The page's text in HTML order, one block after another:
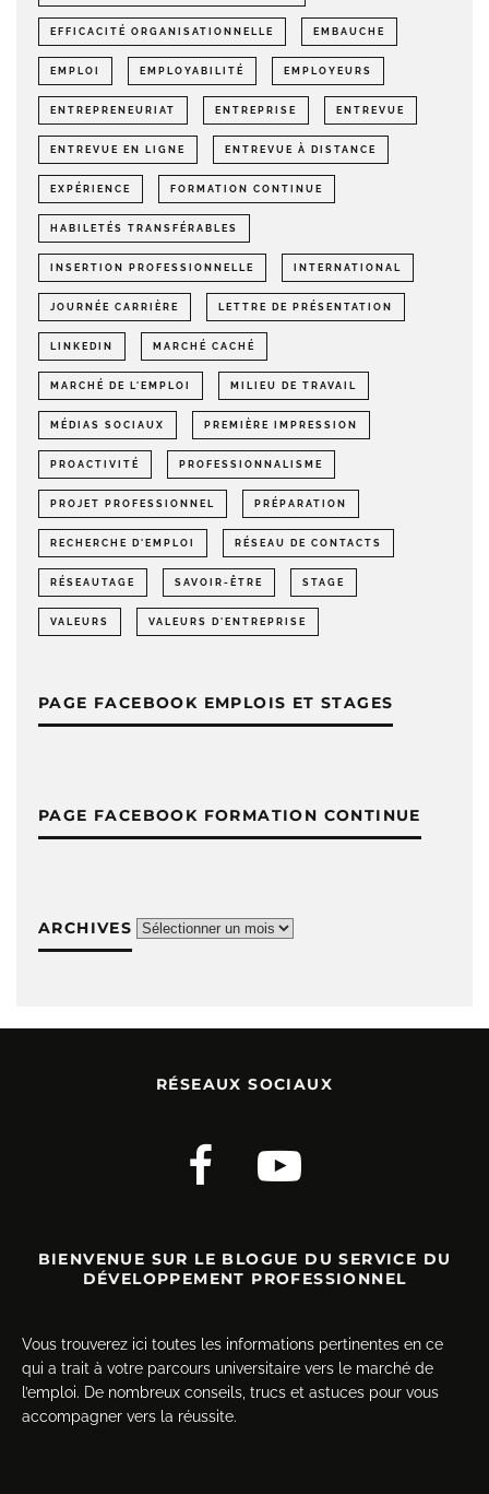
EFFICACITÉ ORGANISATIONNELLE EMBAUCHE
EMPLOI EMPLOYABILITÉ EMPLOYEURS
ENTREPRENEURIAT ENTREPRISE ENTREVUE
ENTREVUE EN LIGNE ENTREVUE À DISTANCE
EXPÉRIENCE FORMATION CONTINUE
HABILETÉS TRANSFÉRABLES
INSERTION PROFESSIONNELLE INTERNATIONAL
JOURNÉE CARRIÈRE LETTRE DE PRÉSENTATION
LINKEDIN MARCHÉ CACHÉ
MARCHÉ DE L'EMPLOI MILIEU DE TRAVAIL
MÉDIAS SOCIAUX PREMIÈRE IMPRESSION
PROACTIVITÉ PROFESSIONNALISME
PROJET PROFESSIONNEL PRÉPARATION
RECHERCHE D'EMPLOI RÉSEAU DE CONTACTS
RÉSEAUTAGE SAVOIR-ÊTRE STAGE
VALEURS VALEURS D'ENTREPRISE
PAGE FACEBOOK EMPLOIS ET STAGES
PAGE FACEBOOK FORMATION CONTINUE
ARCHIVES Archives
RÉSEAUX SOCIAUX
BIENVENUE SUR LE BLOGUE DU SERVICE DU
DÉVELOPPEMENT PROFESSIONNEL
Vous trouverez ici toutes les informations pertinentes en ce
qui a trait à votre parcours universitaire vers le marché de
l’emploi. De nombreux conseils, trucs et astuces pour vous
accompagner vers la réussite.